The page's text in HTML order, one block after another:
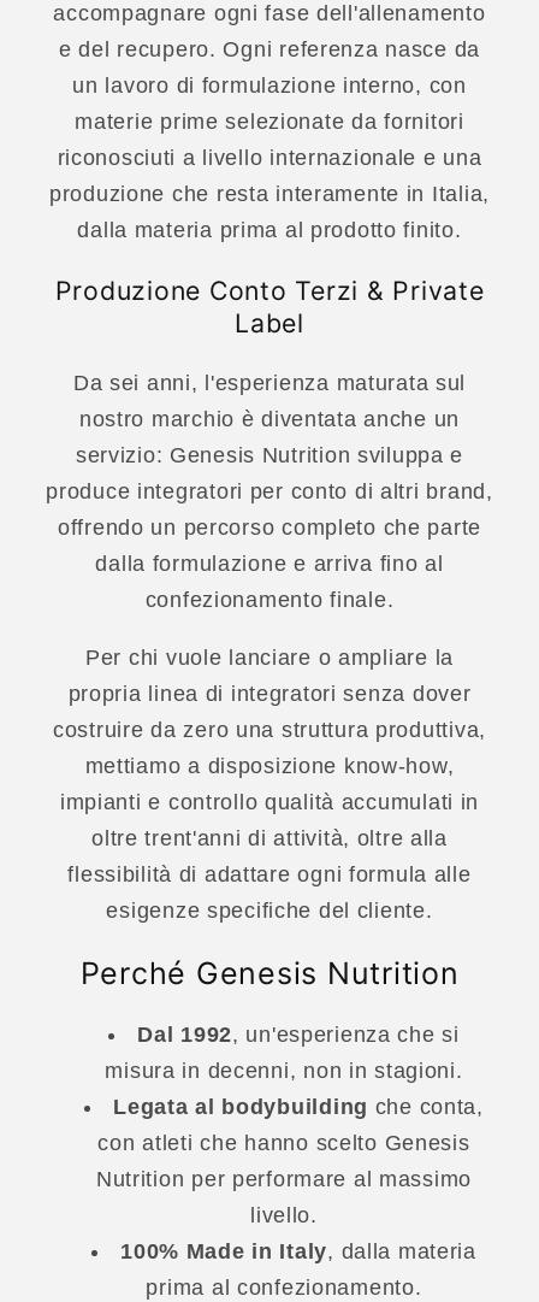
accompagnare ogni fase dell'allenamento
e del recupero. Ogni referenza nasce da
un lavoro di formulazione interno, con
materie prime selezionate da fornitori
riconosciuti a livello internazionale e una
produzione che resta interamente in Italia,
dalla materia prima al prodotto finito.
Produzione Conto Terzi & Private
Label
Da sei anni, l'esperienza maturata sul
nostro marchio è diventata anche un
servizio: Genesis Nutrition sviluppa e
produce integratori per conto di altri brand,
offrendo un percorso completo che parte
dalla formulazione e arriva fino al
confezionamento finale.
Per chi vuole lanciare o ampliare la
propria linea di integratori senza dover
costruire da zero una struttura produttiva,
mettiamo a disposizione know-how,
impianti e controllo qualità accumulati in
oltre trent'anni di attività, oltre alla
flessibilità di adattare ogni formula alle
esigenze specifiche del cliente.
Perché Genesis Nutrition
Dal 1992, un'esperienza che si
misura in decenni, non in stagioni.
Legata al bodybuilding che conta,
con atleti che hanno scelto Genesis
Nutrition per performare al massimo
livello.
100% Made in Italy, dalla materia
prima al confezionamento.